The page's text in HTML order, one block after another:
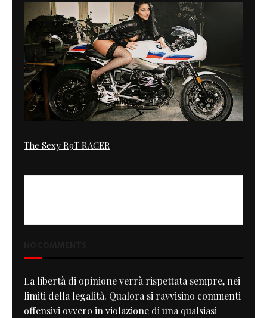
The Sexy R9T RACER
La libertà di opinione verrà rispettata sempre, nei
limiti della legalità. Qualora si ravvisino commenti
offensivi ovvero in violazione di una qualsiasi